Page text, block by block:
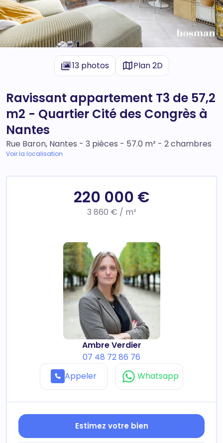
13 photos Plan 2D
Ravissant appartement T3 de 57,2
m2 - Quartier Cité des Congrès à
Nantes
Rue Baron, Nantes - 3 pièces - 57.0 m² - 2 chambres
Voir la localisation
220 000 €
3 860 € / m²
Ambre Verdier
07 48 72 86 76
Appeler
Whatsapp
Estimez votre bien